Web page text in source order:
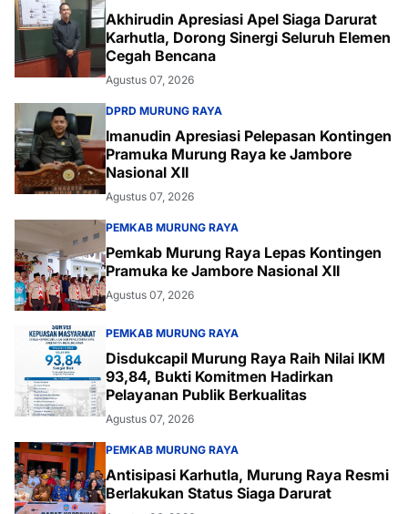
Akhirudin Apresiasi Apel Siaga Darurat
Karhutla, Dorong Sinergi Seluruh Elemen
Cegah Bencana
Agustus 07, 2026
DPRD MURUNG RAYA
Imanudin Apresiasi Pelepasan Kontingen
Pramuka Murung Raya ke Jambore
Nasional XII
Agustus 07, 2026
PEMKAB MURUNG RAYA
Pemkab Murung Raya Lepas Kontingen
Pramuka ke Jambore Nasional XII
Agustus 07, 2026
PEMKAB MURUNG RAYA
Disdukcapil Murung Raya Raih Nilai IKM
93,84, Bukti Komitmen Hadirkan
Pelayanan Publik Berkualitas
Agustus 07, 2026
PEMKAB MURUNG RAYA
Antisipasi Karhutla, Murung Raya Resmi
Berlakukan Status Siaga Darurat